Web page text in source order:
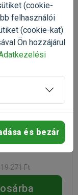
Hair Giant
kutyáknak
Ft / db
19 271 Ft
(cookie-
felhasználói
(cookie-kat)
Ön hozzájárul
és bezár